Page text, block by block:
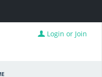
Login or Join